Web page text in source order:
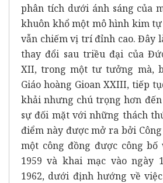
phân tích dưới ánh sáng của
khuôn khổ một mô hình kim
vẫn chiếm vị trí đỉnh cao. Đây
thay đổi sau triều đại của
XII, trong một tư tưởng mà,
Giáo hoàng Gioan XXIII, tiếp
khải nhưng chú trọng hơn
sự đối mặt với những thách
điểm này được mở ra bởi
một công đồng được công bố
1959 và khai mạc vào ngày
1962, dưới định hướng về